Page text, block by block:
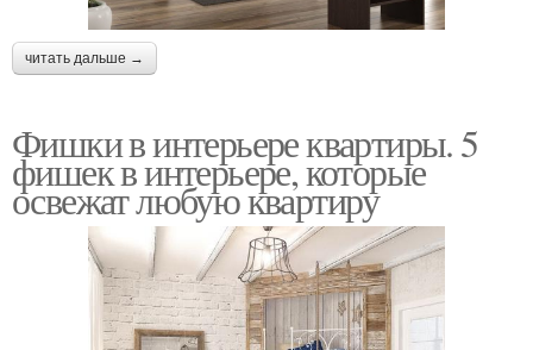
читать дальше →
Фишки в интерьере квартиры. 5
фишек в интерьере, которые
освежат любую квартиру